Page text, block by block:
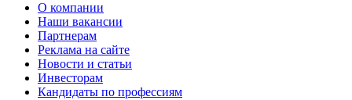
О компании
Наши вакансии
Партнерам
Реклама на сайте
Новости и статьи
Инвесторам
Кандидаты по профессиям